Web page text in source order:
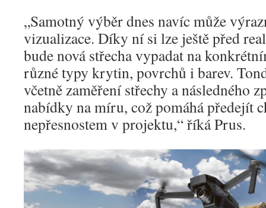
„Samotný výběr dnes navíc může
vizualizace. Díky ní si lze ještě před
bude nová střecha vypadat na
různé typy krytin, povrchů i barev.
včetně zaměření střechy a následného
nabídky na míru, což pomáhá předejít
nepřesnostem v projektu,“ říká Prus.